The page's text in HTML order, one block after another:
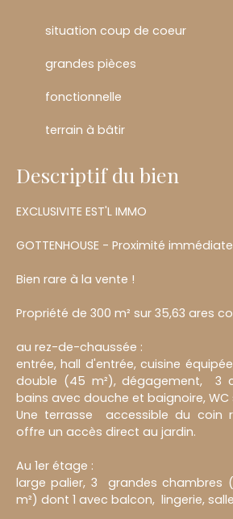
situation coup de coeur
grandes pièces
fonctionnelle
terrain à bâtir
Descriptif du bien
EXCLUSIVITE EST'L IMMO
GOTTENHOUSE - Proximité immédiate
Bien rare à la vente !
Propriété de 300 m² sur 35,63 ares
au rez-de-chaussée :
entrée, hall d'entrée, cuisine
double (45 m²), dégagement, 3
bains avec douche et baignoire, WC
Une terrasse accessible du coin
offre un accès direct au jardin.
Au 1er étage :
large palier, 3 grandes chambres
m²) dont 1 avec balcon, lingerie,